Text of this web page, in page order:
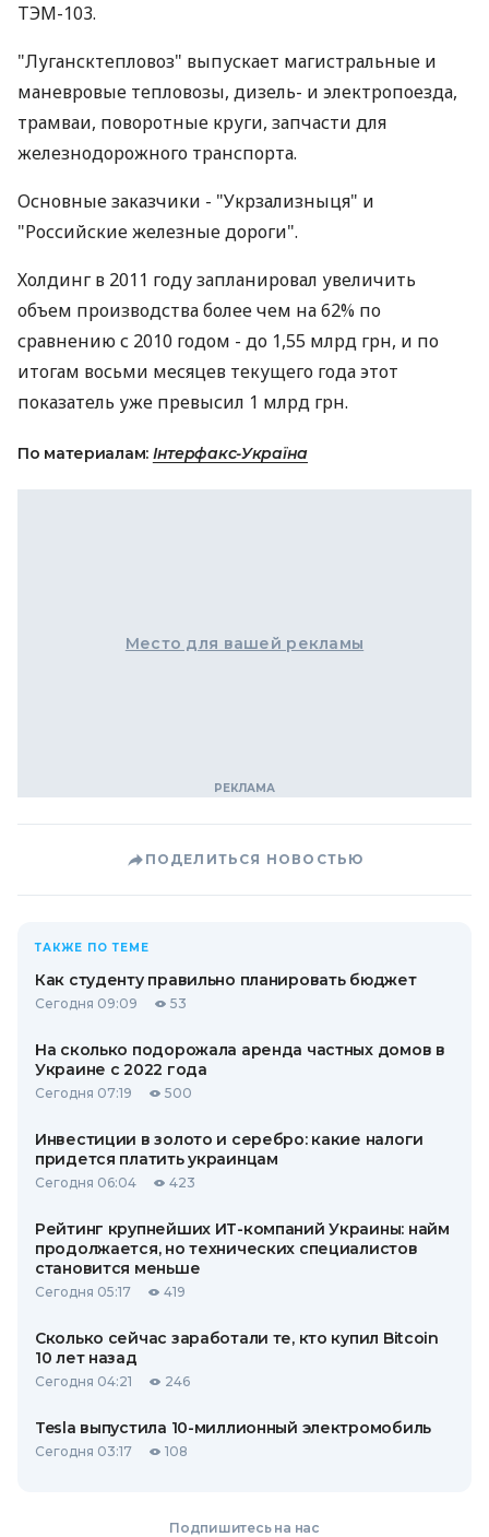
ТЭМ-103.
"Лугансктепловоз" выпускает магистральные и
маневровые тепловозы, дизель- и электропоезда,
трамваи, поворотные круги, запчасти для
железнодорожного транспорта.
Основные заказчики - "Укрзализныця" и
"Российские железные дороги".
Холдинг в 2011 году запланировал увеличить
объем производства более чем на 62% по
сравнению с 2010 годом - до 1,55 млрд грн, и по
итогам восьми месяцев текущего года этот
показатель уже превысил 1 млрд грн.
По материалам: Інтерфакс-Україна
Место для вашей рекламы
ПОДЕЛИТЬСЯ НОВОСТЬЮ
ТАКЖЕ ПО ТЕМЕ
Как студенту правильно планировать бюджет
Сегодня 09:09 53
На сколько подорожала аренда частных домов в
Украине с 2022 года
Сегодня 07:19 500
Инвестиции в золото и серебро: какие налоги
придется платить украинцам
Сегодня 06:04 423
Рейтинг крупнейших ИТ-компаний Украины: найм
продолжается, но технических специалистов
становится меньше
Сегодня 05:17 419
Сколько сейчас заработали те, кто купил Bitcoin
10 лет назад
Сегодня 04:21 246
Tesla выпустила 10-миллионный электромобиль
Сегодня 03:17 108
Подпишитесь на нас